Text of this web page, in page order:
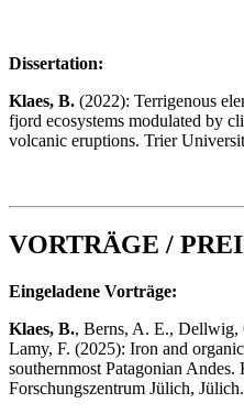
Dissertation:
Klaes, B. (2022): Terrigenous
fjord ecosystems modulated by
volcanic eruptions. Trier
VORTRÄGE /
Eingeladene Vorträge:
Klaes, B., Berns, A. E.,
Lamy, F. (2025): Iron and
southernmost Patagonian
Forschungszentrum Jülich,